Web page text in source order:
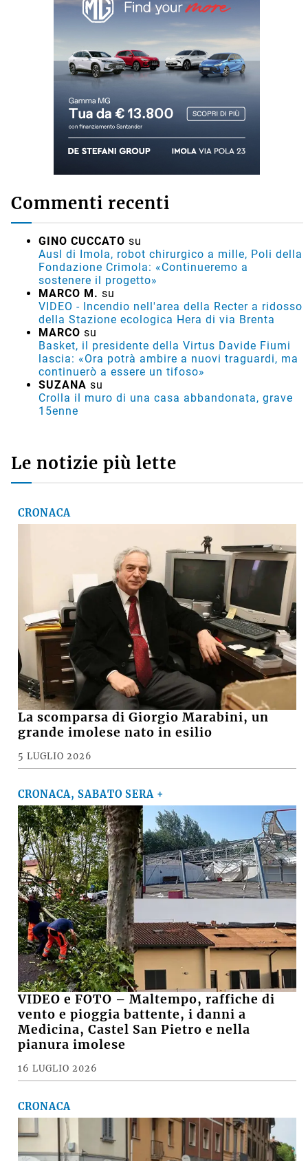
Commenti recenti
GINO CUCCATO su
Ausl di Imola, robot chirurgico a mille, Poli della
Fondazione Crimola: «Continueremo a
sostenere il progetto»
MARCO M. su
VIDEO - Incendio nell'area della Recter a ridosso
della Stazione ecologica Hera di via Brenta
MARCO su
Basket, il presidente della Virtus Davide Fiumi
lascia: «Ora potrà ambire a nuovi traguardi, ma
continuerò a essere un tifoso»
SUZANA su
Crolla il muro di una casa abbandonata, grave
15enne
Le notizie più lette
CRONACA
La scomparsa di Giorgio Marabini, un
grande imolese nato in esilio
5 LUGLIO 2026
CRONACA, SABATO SERA +
VIDEO e FOTO – Maltempo, raffiche di
vento e pioggia battente, i danni a
Medicina, Castel San Pietro e nella
pianura imolese
16 LUGLIO 2026
CRONACA